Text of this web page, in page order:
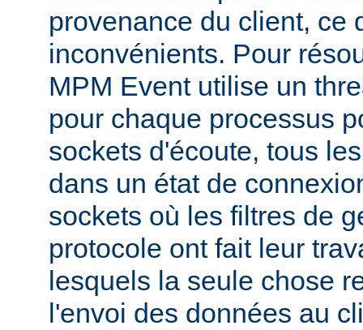
provenance du client, ce
inconvénients. Pour
MPM Event utilise un
pour chaque processus
sockets d'écoute, tous
dans un état de
sockets où les filtres de
protocole ont fait leur
lesquels la seule chose
l'envoi des données au